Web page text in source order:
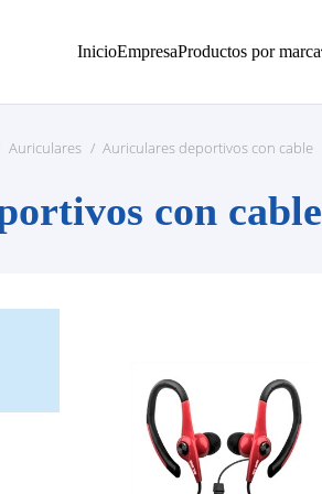
InicioEmpresaProductos por marca
Auriculares / Auriculares deportivos con cable
con cable